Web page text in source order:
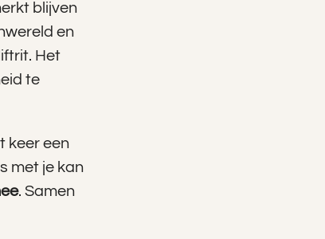
blijven
en
Het
te
keer een
met je kan
. Samen